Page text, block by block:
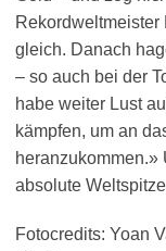
gleich. Danach
– so auch bei der
habe weiter Lust
kämpfen, um an
absolute
Fotocredits: Yoan